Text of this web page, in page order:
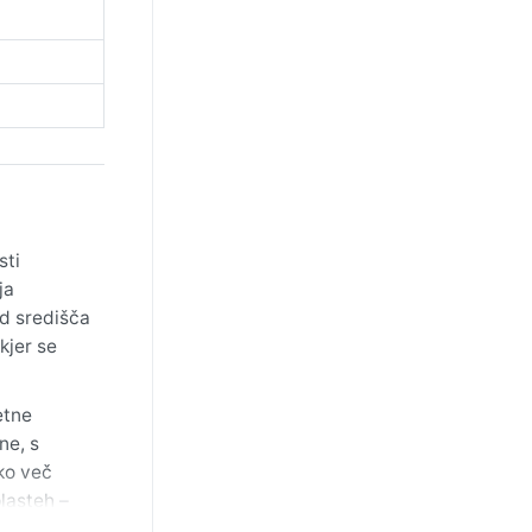
središča
se
s
več
–